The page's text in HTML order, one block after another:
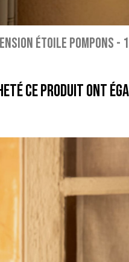
ÉTOILE POMPONS -
ce produit ont